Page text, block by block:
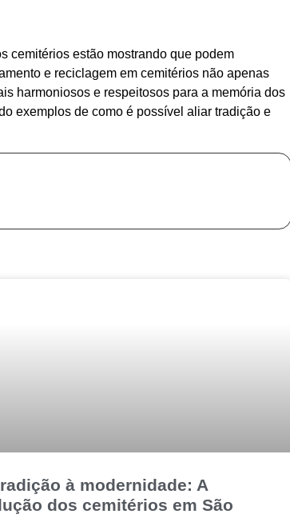
cemitérios estão mostrando que podem
e reciclagem em cemitérios não apenas
harmoniosos e respeitosos para a memória dos
exemplos de como é possível aliar tradição e
à modernidade: A
dos cemitérios em São